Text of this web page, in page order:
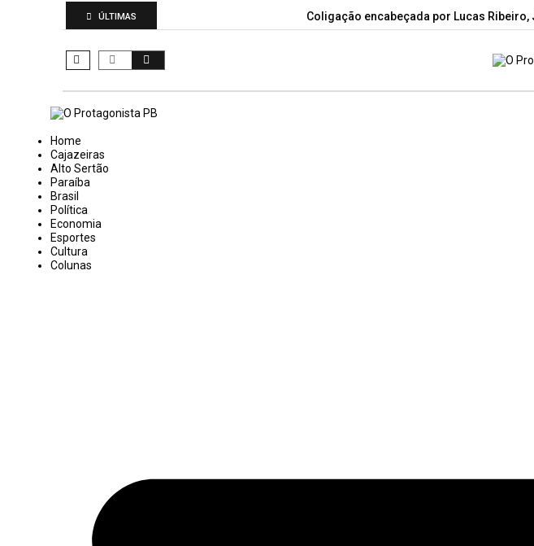
ÚLTIMAS Coligação encabeçada por Lucas
Home
Cajazeiras
Alto Sertão
Paraíba
Brasil
Política
Economia
Esportes
Cultura
Colunas